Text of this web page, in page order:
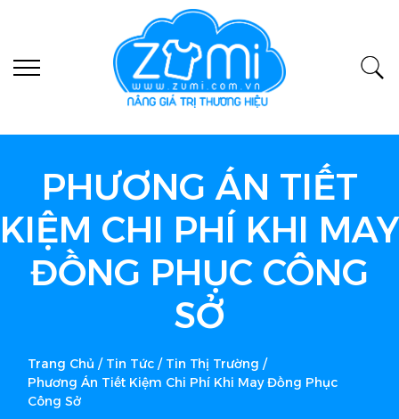
PHƯƠNG ÁN TIẾT
KIỆM CHI PHÍ KHI MAY
ĐỒNG PHỤC CÔNG
SỞ
Trang Chủ / Tin Tức / Tin Thị Trường /
Phương Án Tiết Kiệm Chi Phí Khi May Đồng Phục
Công Sở